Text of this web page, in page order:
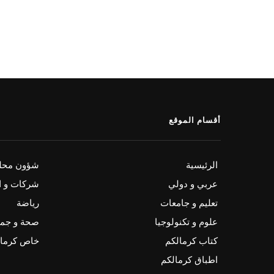
أقسام الموقع
الرئيسية
شؤون
عربي و دولي
شركات و
تعليم و جامعات
رياضة
علوم و تكنولوجيا
صحة و
كتاب كرمالكم
خاص
اطباق كرمالكم